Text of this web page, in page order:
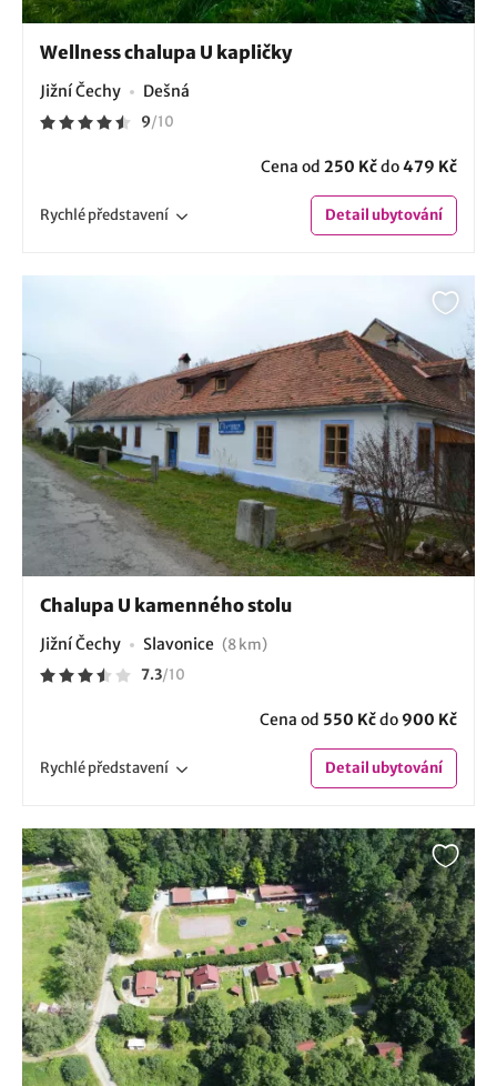
Wellness chalupa U kapličky
Jižní Čechy Dešná
9/10
Cena od 250 Kčdo479 Kč
Rychlépředstavení Detailubytování
Chalupa U kamenného stolu
Jižní Čechy Slavonice (8 km)
7.3/10
Cena od 550 Kčdo 900 Kč
Rychlépředstavení Detailubytování